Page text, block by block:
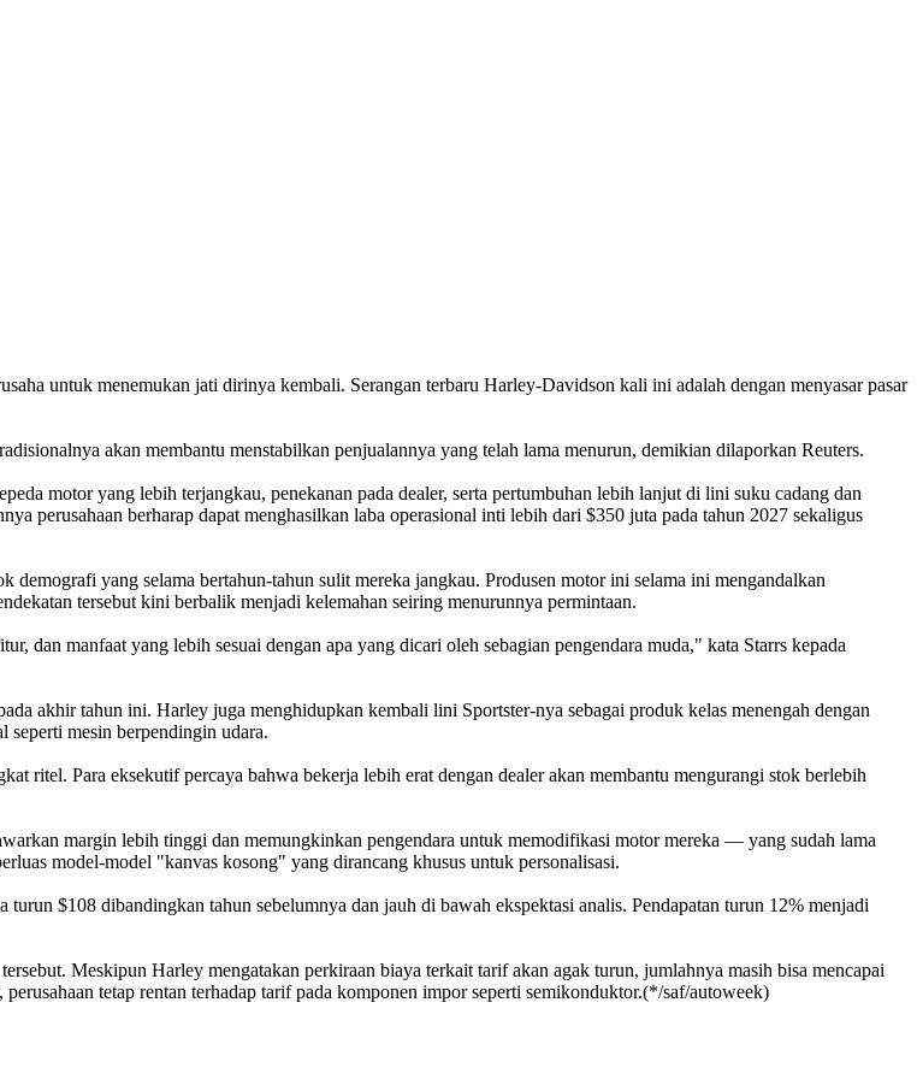
untuk menemukan jati dirinya kembali. Serangan terbaru Harley-Davidson kali ini adalah dengan menyasar pasar
akan membantu menstabilkan penjualannya yang telah lama menurun, demikian dilaporkan Reuters.
motor yang lebih terjangkau, penekanan pada dealer, serta pertumbuhan lebih lanjut di lini suku cadang dan
perusahaan berharap dapat menghasilkan laba operasional inti lebih dari $350 juta pada tahun 2027 sekaligus
yang selama bertahun-tahun sulit mereka jangkau. Produsen motor ini selama ini mengandalkan
tersebut kini berbalik menjadi kelemahan seiring menurunnya permintaan.
dan manfaat yang lebih sesuai dengan apa yang dicari oleh sebagian pengendara muda," kata Starrs kepada
akhir tahun ini. Harley juga menghidupkan kembali lini Sportster-nya sebagai produk kelas menengah dengan
seperti mesin berpendingin udara.
ritel. Para eksekutif percaya bahwa bekerja lebih erat dengan dealer akan membantu mengurangi stok berlebih
margin lebih tinggi dan memungkinkan pengendara untuk memodifikasi motor mereka — yang sudah lama
model-model "kanvas kosong" yang dirancang khusus untuk personalisasi.
$108 dibandingkan tahun sebelumnya dan jauh di bawah ekspektasi analis. Pendapatan turun 12% menjadi
Meskipun Harley mengatakan perkiraan biaya terkait tarif akan agak turun, jumlahnya masih bisa mencapai
tetap rentan terhadap tarif pada komponen impor seperti semikonduktor.(*/saf/autoweek)